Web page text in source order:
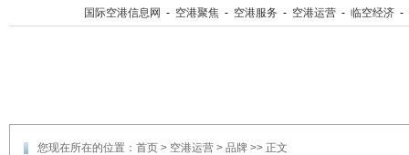
国际空港信息网 - 空港聚焦 - 空港服务 - 空港运营 - 临空经济 -
您现在所在的位置： 首页 > 空港运营 > 品牌 >> 正文